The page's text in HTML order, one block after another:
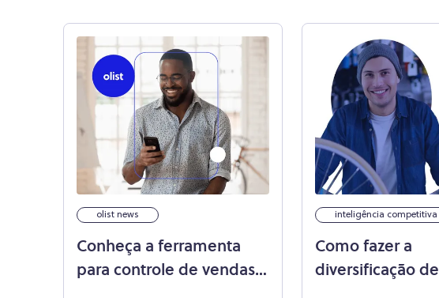
olist news
Conheça a ferramenta
para controle de vendas e
inteligência competitiva
Como fazer a
diversificação de